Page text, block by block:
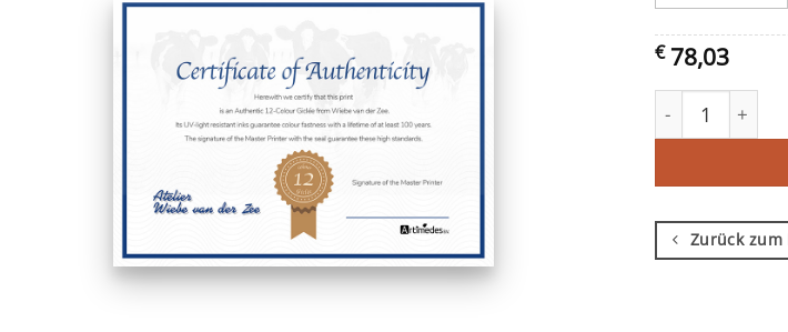
€78,03
Alweer mistig
Zurück zum